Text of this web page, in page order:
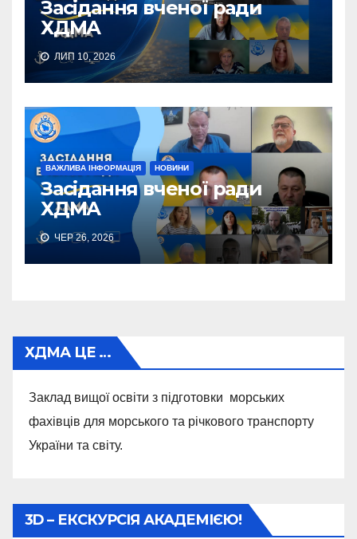
Засідання вченої ради
ХДМА
ЛИП 10, 2026
ВАЖЛИВА ІНФОРМАЦІЯ НОВИНИ
Засідання вченої ради
ХДМА
ЧЕР 26, 2026
ХДМА ЦЕ …
Заклад вищої освіти з підготовки морських
фахівців для морського та річкового транспорту
України та світу.
3D – ЕКСКУРСІЯ АКАДЕМІЄЮ!